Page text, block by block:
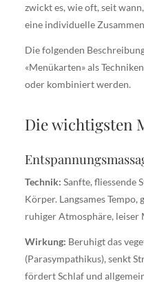
zwickt es, wie oft, seit
eine individuelle
Die folgenden
«Menükarten» als
oder kombiniert werden.
Die wichtigsten
Technik: Sanfte, fliessende
Körper. Langsames
ruhiger Atmosphäre, leiser
Wirkung: Beruhigt das
(Parasympathikus), senkt
fördert Schlaf und